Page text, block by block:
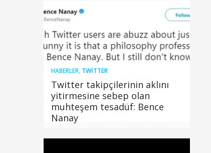
HABERLER, TWITTER
Twitter takipçilerinin aklını
yitirmesine sebep olan
muhteşem tesadüf: Bence
Nanay